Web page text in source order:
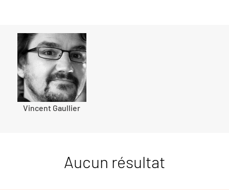
Vincent Gaullier
Aucun résultat